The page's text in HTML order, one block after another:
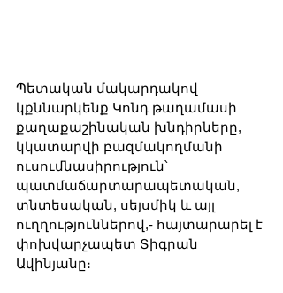
Պետական մակարդակով
կքննարկենք Կոնդ թաղամասի
քաղաքաշինական խնդիրները,
կկատարվի բազմակողմանի
ուսումնասիրություն՝
պատմաճարտարապետական,
տնտեսական, սեյսմիկ և այլ
ուղղություններով,- հայտարարել է
փոխվարչապետ Տիգրան
Ավինյանը։